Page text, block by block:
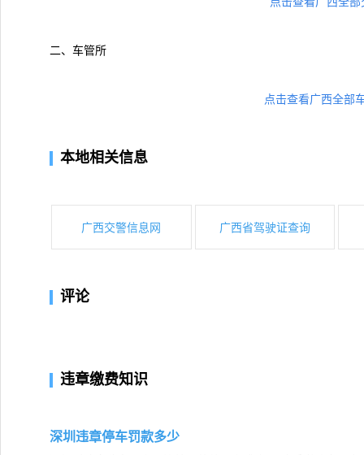
二、车管所
点击查看广西全部
本地相关信息
广西交警信息网 广西省驾驶证查询
评论
违章缴费知识
深圳违章停车罚款多少